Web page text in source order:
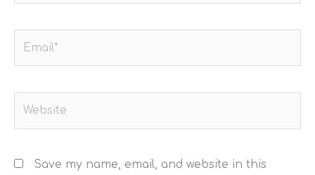
Save my name, email, and website in this